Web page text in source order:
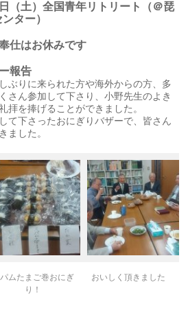
（土）全国青年リトリート（＠琵
ター）
仕はお休みです
報告
ぶりに来られた方や海外からの方、多
さん参加して下さり、小野先生のよき
拝を捧げることができました。
て下さったおにぎりバザーで、皆さん
ました。
ムたまご巻おにぎ
り！
おいしく頂きました